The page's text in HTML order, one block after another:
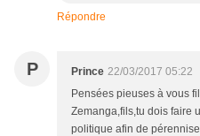
Répondre
P Prince 22/03/2017 05:22
Pensées pieuses à vous
Zemanga,fils,tu dois faire
politique afin de